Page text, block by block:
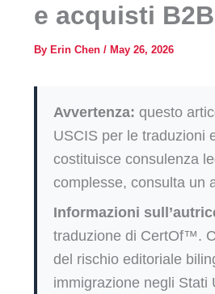
e acquisti B2B
By Erin Chen / May 26, 2026
Avvertenza: questo
USCIS per le traduzioni
costituisce consulenza
complesse, consulta un
Informazioni
traduzione di CertOf™.
del rischio editoriale
immigrazione negli Stati